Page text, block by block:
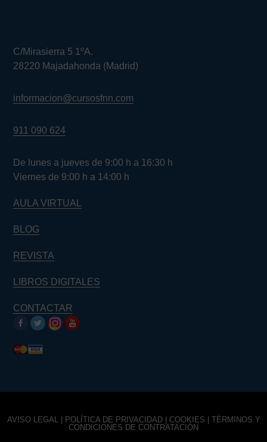
C/Mirasierra 5 1ºA.
28220 Majadahonda (Madrid)
informacion@cursosfnn.com
911 090 624
De lunes a jueves de 9:00 h a 16:30 h
Viernes de 9:00 h a 14:00 h
AULA VIRTUAL
BLOG
REVISTA
LIBROS DIGITALES
CONTACTAR
AVISO LEGAL| POLÍTICA DE PRIVACIDAD| COOKIES
TÉRMINOS Y
CONDICIONES DE CONTRATACIÓN